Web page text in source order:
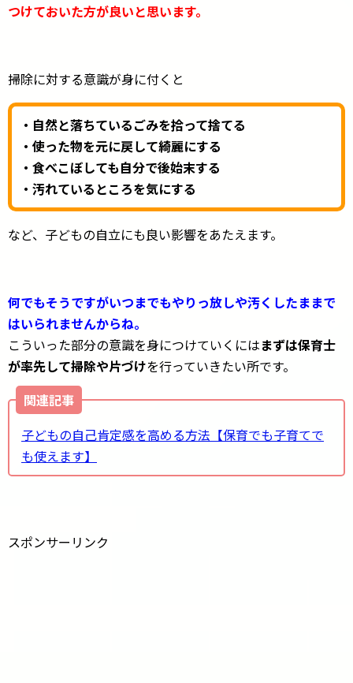
つけておいた方が良いと思います。
掃除に対する意識が身に付くと
・自然と落ちているごみを拾って捨てる
・使った物を元に戻して綺麗にする
・食べこぼしても自分で後始末する
・汚れているところを気にする
など、子どもの自立にも良い影響をあたえます。
何でもそうですがいつまでもやりっ放しや汚くしたままで
はいられませんからね。
こういった部分の意識を身につけていくにはまずは保育士
が率先して掃除や片づけを行っていきたい所です。
関連記事
子どもの自己肯定感を高める方法【保育でも子育てで
も使えます】
スポンサーリンク